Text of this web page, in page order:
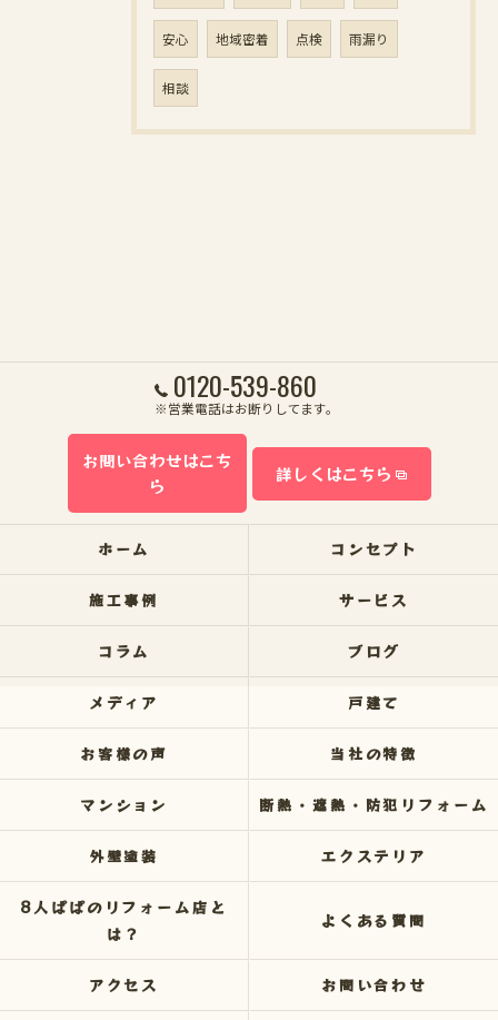
安心 地域密着 点検 雨漏り
相談
0120-539-860
※営業電話はお断りしてます。
お問い合わせはこち
ら
詳しくはこちら
ホーム コンセプト
施工事例 サービス
コラム ブログ
メディア 戸建て
お客様の声 当社の特徴
マンション 断熱・遮熱・防犯リフォーム
外壁塗装 エクステリア
8人ぱぱのリフォーム店と
は？
よくある質問
アクセス お問い合わせ